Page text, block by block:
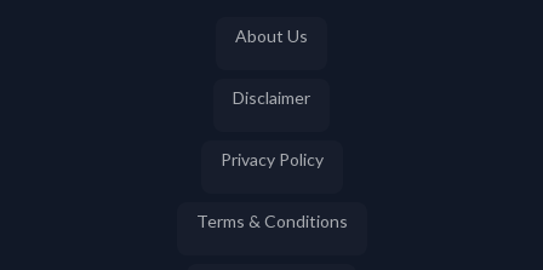
About Us
Disclaimer
Privacy Policy
Terms & Conditions